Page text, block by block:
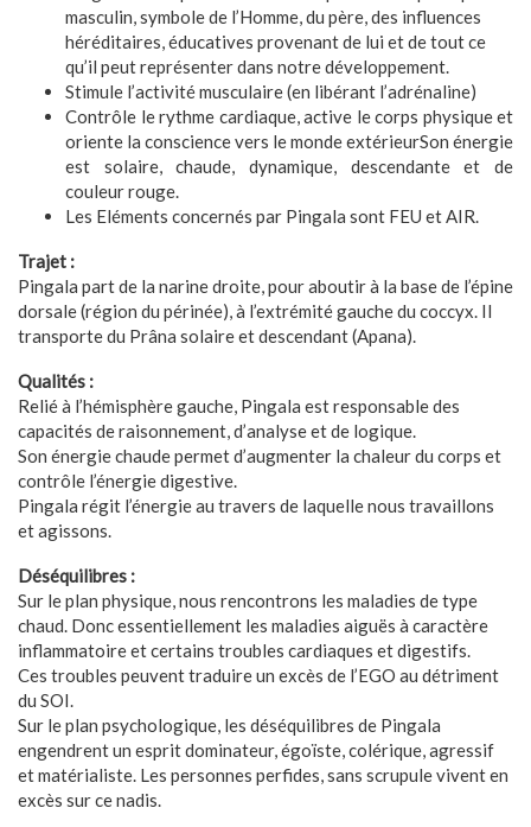
masculin, symbole de l’Homme, du père, des influences
héréditaires, éducatives provenant de lui et de tout ce
qu’il peut représenter dans notre développement.
Stimule l’activité musculaire (en libérant l’adrénaline)
Contrôle le rythme cardiaque, active le corps physique et
oriente la conscience vers le monde extérieurSon énergie
est solaire, chaude, dynamique, descendante et de
couleur rouge.
Les Eléments concernés par Pingala sont FEU et AIR.
Trajet :
Pingala part de la narine droite, pour aboutir à la base de l’épine
dorsale (région du périnée), à l’extrémité gauche du coccyx. Il
transporte du Prâna solaire et descendant (Apana).
Qualités :
Relié à l’hémisphère gauche, Pingala est responsable des
capacités de raisonnement, d’analyse et de logique.
Son énergie chaude permet d’augmenter la chaleur du corps et
contrôle l’énergie digestive.
Pingala régit l’énergie au travers de laquelle nous travaillons
et agissons.
Déséquilibres :
Sur le plan physique, nous rencontrons les maladies de type
chaud. Donc essentiellement les maladies aiguës à caractère
inflammatoire et certains troubles cardiaques et digestifs.
Ces troubles peuvent traduire un excès de l’EGO au détriment
du SOI.
Sur le plan psychologique, les déséquilibres de Pingala
engendrent un esprit dominateur, égoïste, colérique, agressif
et matérialiste. Les personnes perfides, sans scrupule vivent en
excès sur ce nadis.